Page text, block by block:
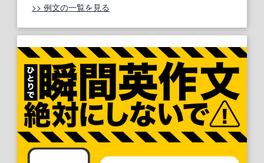
>> 例文の一覧を見る